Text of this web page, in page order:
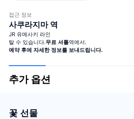
접근 정보
사쿠라지마 역
JR 유메사키 라인
탈 수 있습니다.무료 셔틀역에서.
예약 후에 자세한 정보를 보내드립니다.
추가 옵션
꽃 선물